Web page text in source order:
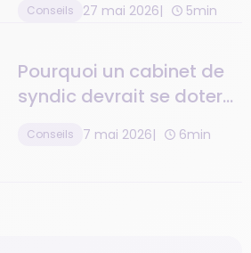
chaîne de valeur
Conseils 27 mai 2026 5min
Pourquoi un cabinet de
syndic devrait se doter
de la relation client ?
Conseils 7 mai 2026 6min